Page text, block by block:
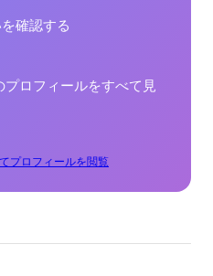
確認する
プロフィールをすべて見
プロフィールを閲覧